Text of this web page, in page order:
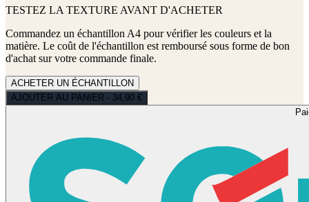
TESTEZ LA TEXTURE AVANT D'ACHETER
Commandez un échantillon A4 pour vérifier les couleurs et la
matière. Le coût de l'échantillon est remboursé sous forme de bon
d'achat sur votre commande finale.
ACHETER UN ÉCHANTILLON
AJOUTER AU PANIER - 34,90 €